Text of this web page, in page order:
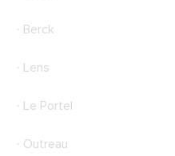
· Berck
· Lens
· Le Portel
· Outreau